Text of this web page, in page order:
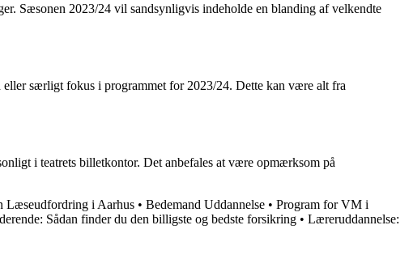
Sæsonen 2023/24 vil sandsynligvis indeholde en blanding af velkendte
eller særligt fokus i programmet for 2023/24. Dette kan være alt fra
i teatrets billetkontor. Det anbefales at være opmærksom på
Læseudfordring i Aarhus • Bedemand Uddannelse • Program for VM i
Sådan finder du den billigste og bedste forsikring • Læreruddannelse: